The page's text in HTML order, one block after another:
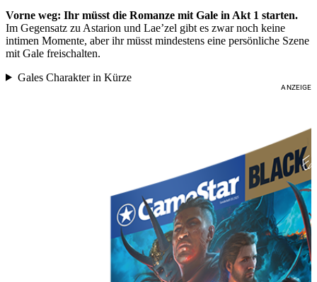
Vorne weg: Ihr müsst die Romanze mit Gale in Akt 1 starten.
Im Gegensatz zu Astarion und Lae’zel gibt es zwar noch keine
intimen Momente, aber ihr müsst mindestens eine persönliche Szene
mit Gale freischalten.
Gales Charakter in Kürze